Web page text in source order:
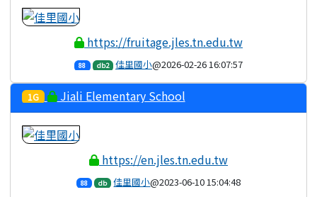
https://fruitage.jles.tn.edu.tw
88 db2 佳里國小@2026-02-26 16:07:57
1G Jiali Elementary School
https://en.jles.tn.edu.tw
88 db 佳里國小@2023-06-10 15:04:48